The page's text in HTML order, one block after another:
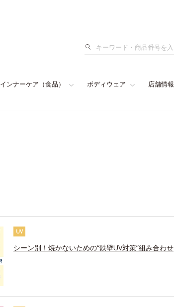
検
インナーケア（食品） ボディウェア 店舗情報
UV
シーン別！焼かないための“鉄壁UV対策”組み合わせ